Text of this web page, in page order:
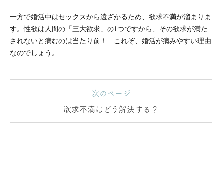
一方で婚活中はセックスから遠ざかるため、欲求不満が溜まりま
す。性欲は人間の「三大欲求」の1つですから、その欲求が満た
されないと病むのは当たり前！ これぞ、婚活が病みやすい理由
なのでしょう。
次のページ
欲求不満はどう解決する？